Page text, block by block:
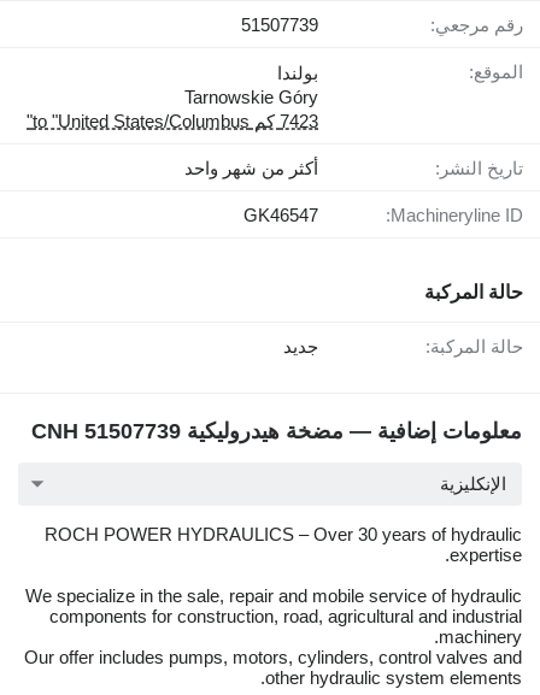
رقم مرجعي: 51507739
الموقع:
بولندا
Tarnowskie Góry
7423 كم to "United States/Columbus"
تاريخ النشر: أكثر من شهر واحد
Machineryline ID:
GK46547
حالة المركبة
حالة المركبة: جديد
معلومات إضافية — مضخة هيدروليكية CNH 51507739
الإنكليزية
ROCH POWER HYDRAULICS – Over 30 years of hydraulic
expertise.
We specialize in the sale, repair and mobile service of hydraulic
components for construction, road, agricultural and industrial
machinery.
Our offer includes pumps, motors, cylinders, control valves and
other hydraulic system elements.